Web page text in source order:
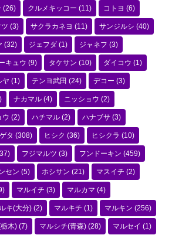
(26) クルメキッコー (11) コトヨ (6)
(3) サクラカネヨ (11) サンジルシ (40)
(32) ジェフダ (1) ジャネフ (3)
キュウ (9) タケサン (10) ダイコウ (1)
ヤ (1) テンヨ武田 (24) デコー (3)
ナカマル (4) ニッショウ (2)
ウ (2) ハチマル (2) ハナブサ (3)
タ (308) ヒシク (36) ヒシクラ (10)
フジマルツ (3) フンドーキン (459)
セン (5) ホシサン (21) マスイチ (2)
マルイチ (3) マルカマ (4)
キ(大分) (2) マルキチ (1) マルキン (256)
木) (7) マルシチ(青森) (28) マルセイ (1)